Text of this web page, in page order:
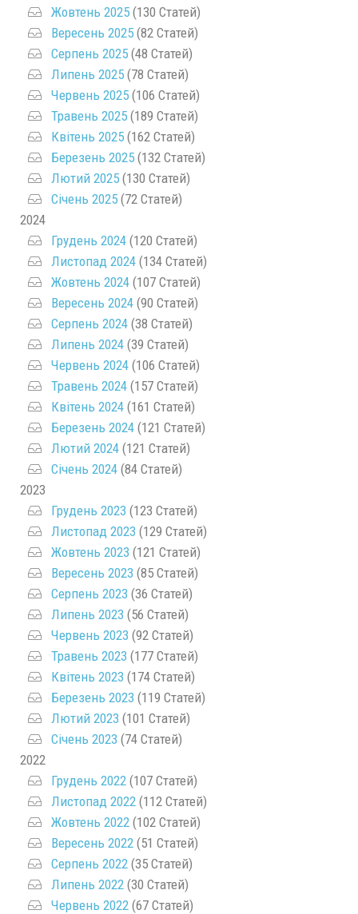
Жовтень 2025 (130 Статей)
Вересень 2025 (82 Статей)
Серпень 2025 (48 Статей)
Липень 2025 (78 Статей)
Червень 2025 (106 Статей)
Травень 2025 (189 Статей)
Квітень 2025 (162 Статей)
Березень 2025 (132 Статей)
Лютий 2025 (130 Статей)
Січень 2025 (72 Статей)
2024
Грудень 2024 (120 Статей)
Листопад 2024 (134 Статей)
Жовтень 2024 (107 Статей)
Вересень 2024 (90 Статей)
Серпень 2024 (38 Статей)
Липень 2024 (39 Статей)
Червень 2024 (106 Статей)
Травень 2024 (157 Статей)
Квітень 2024 (161 Статей)
Березень 2024 (121 Статей)
Лютий 2024 (121 Статей)
Січень 2024 (84 Статей)
2023
Грудень 2023 (123 Статей)
Листопад 2023 (129 Статей)
Жовтень 2023 (121 Статей)
Вересень 2023 (85 Статей)
Серпень 2023 (36 Статей)
Липень 2023 (56 Статей)
Червень 2023 (92 Статей)
Травень 2023 (177 Статей)
Квітень 2023 (174 Статей)
Березень 2023 (119 Статей)
Лютий 2023 (101 Статей)
Січень 2023 (74 Статей)
2022
Грудень 2022 (107 Статей)
Листопад 2022 (112 Статей)
Жовтень 2022 (102 Статей)
Вересень 2022 (51 Статей)
Серпень 2022 (35 Статей)
Липень 2022 (30 Статей)
Червень 2022 (67 Статей)